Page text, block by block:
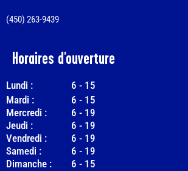
(450) 263-9439
Horaires d'ouverture
Lundi : 6 - 15
Mardi :
6 - 15
Mercredi :
6 - 19
Jeudi :
6 - 19
Vendredi :
6 - 19
Samedi :
6 - 19
Dimanche :
6 - 15